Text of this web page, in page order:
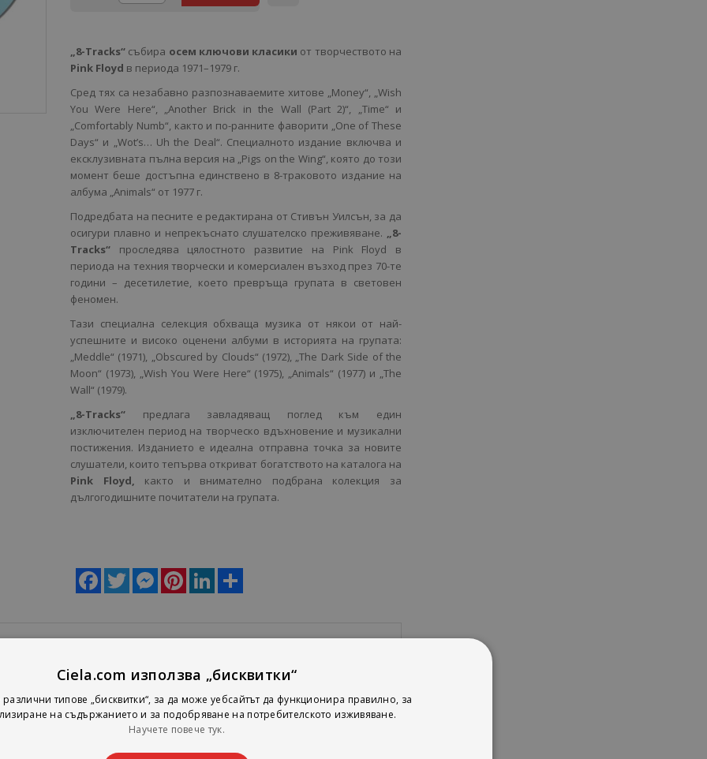
„8-Tracks“ събира осем ключови класики от творчеството на
Pink Floyd в периода 1971–1979 г.
Сред тях са незабавно разпознаваемите хитове „Money“, „Wish
You Were Here“, „Another Brick in the Wall (Part 2)“, „Time“ и
„Comfortably Numb“, както и по-ранните фаворити „One of These
Days“ и „Wot’s… Uh the Deal“. Специалното издание включва и
ексклузивната пълна версия на „Pigs on the Wing“, която до този
момент беше достъпна единствено в 8-траковото издание на
албума „Animals“ от 1977 г.
Подредбата на песните е редактирана от Стивън Уилсън, за да
осигури плавно и непрекъснато слушателско преживяване. „8-
Tracks“ проследява цялостното развитие на Pink Floyd в
периода на техния творчески и комерсиален възход през 70-те
години – десетилетие, което превръща групата в световен
феномен.
Тази специална селекция обхваща музика от някои от най-
успешните и високо оценени албуми в историята на групата:
„Meddle“ (1971), „Obscured by Clouds“ (1972), „The Dark Side of the
Moon“ (1973), „Wish You Were Here“ (1975), „Animals“ (1977) и „The
Wall“ (1979).
„8-Tracks“ предлага завладяващ поглед към един
изключителен период на творческо вдъхновение и музикални
постижения. Изданието е идеална отправна точка за новите
слушатели, които тепърва откриват богатството на каталога на
Pink Floyd, както и внимателно подбрана колекция за
дългогодишните почитатели на групата.
Facebook
Twitter MessengerPinterestLinkedIn
Deal;
Ciela.com използва „бисквитки“
типове „бисквитки“, за да може уебсайтът да функционира правилно, за
на съдържанието и за подобряване на потребителското изживяване.
Научете повече тук.